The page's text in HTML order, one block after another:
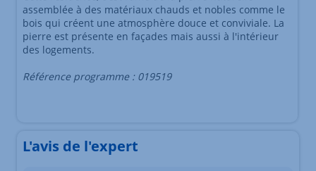
assemblée à des matériaux chauds et nobles comme le
bois qui créent une atmosphère douce et conviviale. La
pierre est présente en façades mais aussi à l'intérieur
des logements.
Référence programme : 019519
L'avis de l'expert